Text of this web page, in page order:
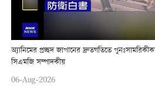
অ্যানিমের প্রচ্ছদ জাপানের দ্রুতগতিতে
সিএমজি সম্পাদকীয়
06-Aug-2026